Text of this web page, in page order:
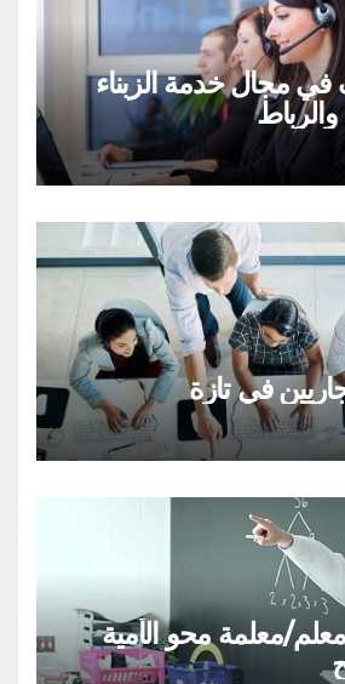
مجال خدمة الزبناء
في تازة
معلمة محو الأمية